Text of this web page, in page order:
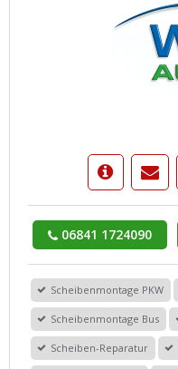
06841 1724090
Scheibenmontage PKW
Scheibenmontage Bus
Scheiben-Reparatur